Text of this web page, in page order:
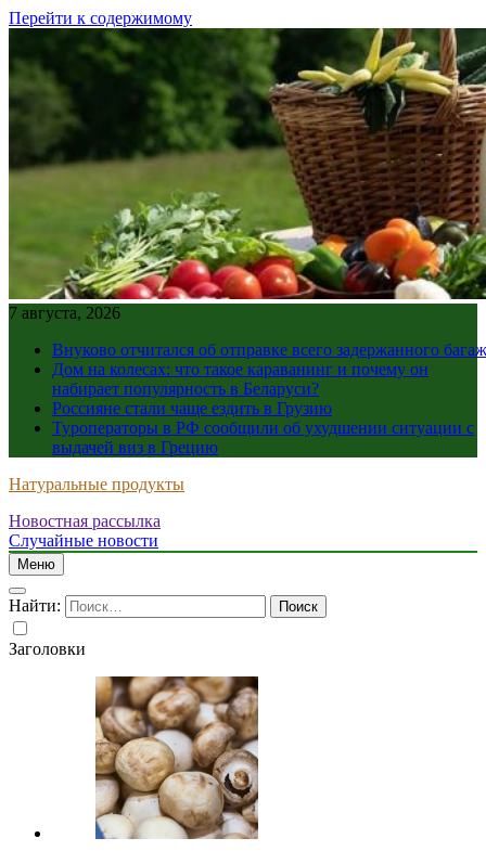
Перейти к содержимому
7 августа, 2026
Внуково отчитался об отправке всего задержанного
Дом на колесах: что такое караванинг и почему он
набирает популярность в Беларуси?
Россияне стали чаще ездить в Грузию
Туроператоры в РФ сообщили об ухудшении ситуации с
выдачей виз в Грецию
Натуральные продукты
Новостная рассылка
Случайные новости
Меню
Найти:
Заголовки